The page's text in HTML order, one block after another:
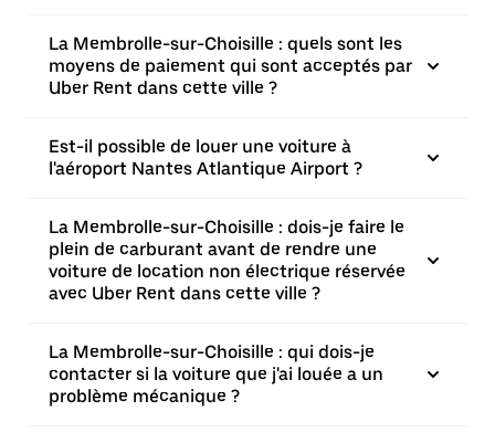
La Membrolle-sur-Choisille : quels sont les
moyens de paiement qui sont acceptés par
Uber Rent dans cette ville ?
Est-il possible de louer une voiture à
l'aéroport Nantes Atlantique Airport ?
La Membrolle-sur-Choisille : dois-je faire le
plein de carburant avant de rendre une
voiture de location non électrique réservée
avec Uber Rent dans cette ville ?
La Membrolle-sur-Choisille : qui dois-je
contacter si la voiture que j'ai louée a un
problème mécanique ?